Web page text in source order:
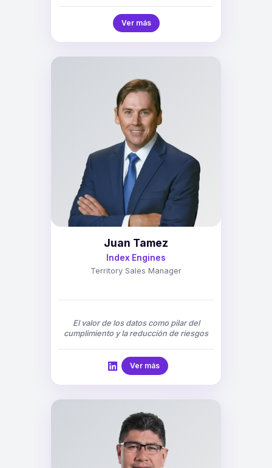
Ver más
Juan Tamez
Index Engines
Territory Sales Manager
El valor de los datos como pilar del
cumplimiento y la reducción de riesgos
Ver más